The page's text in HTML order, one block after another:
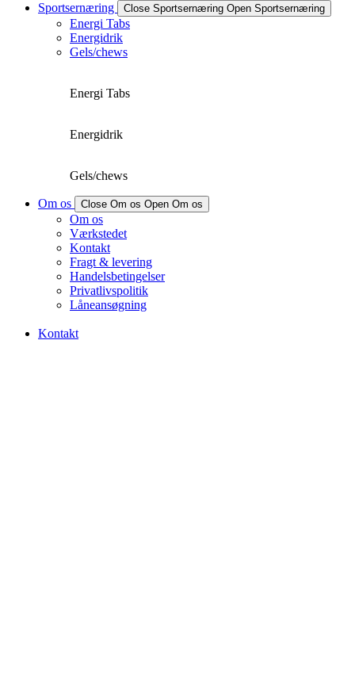
Sportsernæring
Close Sportsernæring Open Sportsernæring
Energi Tabs
Energidrik
Gels/chews
Energi Tabs
Energidrik
Gels/chews
Om os Close Om os Open Om os
Om os
Værkstedet
Kontakt
Fragt & levering
Handelsbetingelser
Privatlivspolitik
Låneansøgning
Kontakt